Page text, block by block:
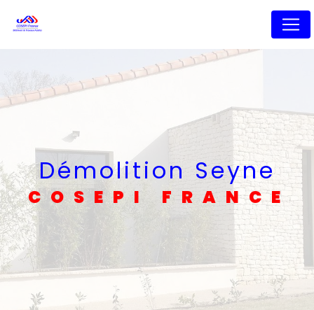
Démolition Seyne
COSEPI FRANCE